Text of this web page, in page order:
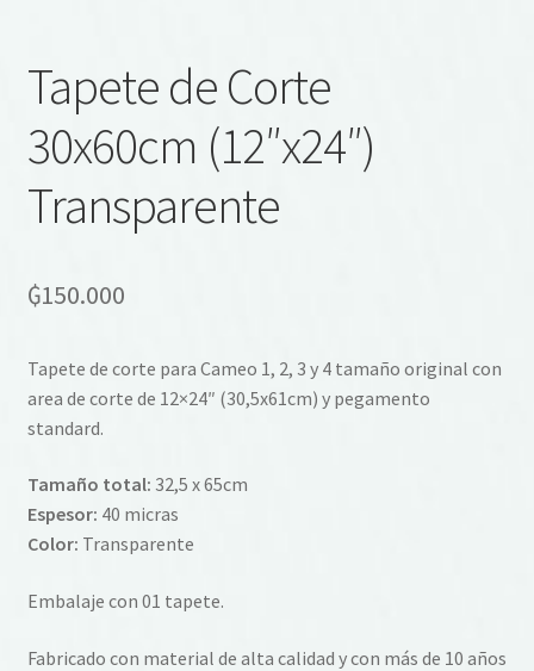
Tapete de Corte
30x60cm (12″x24″)
Transparente
₲150.000
Tapete de corte para Cameo 1, 2, 3 y 4 tamaño original con
area de corte de 12×24″ (30,5x61cm) y pegamento
standard.
Tamaño total: 32,5 x 65cm
Espesor: 40 micras
Color: Transparente
Embalaje con 01 tapete.
Fabricado con material de alta calidad y con más de 10 años